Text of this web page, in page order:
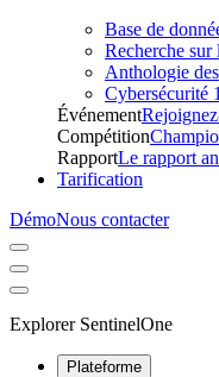
Base de
Recherche
Anthologie
Cybersécurité
Événement
Compétition
RapportLe rapport
Tarification
DémoNous contacter
Explorer SentinelOne
Plateforme